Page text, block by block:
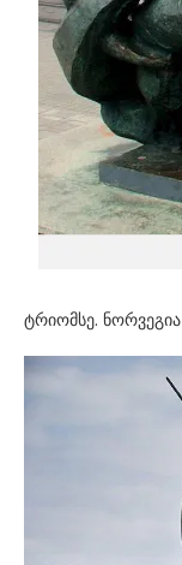
ტრიომსე. ნორვეგია